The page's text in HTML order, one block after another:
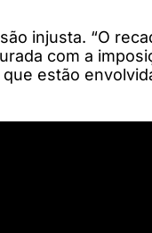
injusta. “O
com a
estão